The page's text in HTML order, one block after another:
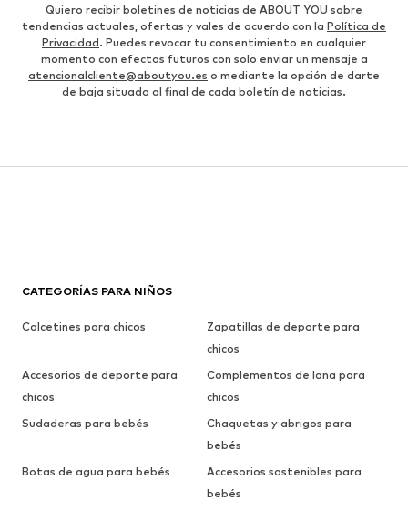
Quiero recibir boletines de noticias de ABOUT YOU sobre
tendencias actuales, ofertas y vales de acuerdo con la Política de
Privacidad. Puedes revocar tu consentimiento en cualquier
momento con efectos futuros con solo enviar un mensaje a
atencionalcliente@aboutyou.es o mediante la opción de darte
de baja situada al final de cada boletín de noticias.
CATEGORÍAS PARA NIÑOS
Calcetines para chicos
Zapatillas de deporte para
chicos
Accesorios de deporte para
chicos
Complementos de lana para
chicos
Sudaderas para bebés
Chaquetas y abrigos para
bebés
Botas de agua para bebés
Accesorios sostenibles para
bebés